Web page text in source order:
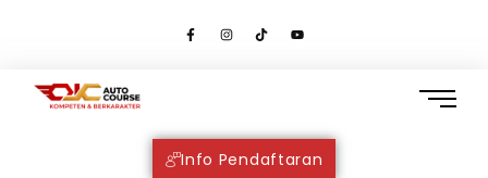
Info Pendaftaran